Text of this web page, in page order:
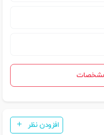
مشخصات
افزودن نظر